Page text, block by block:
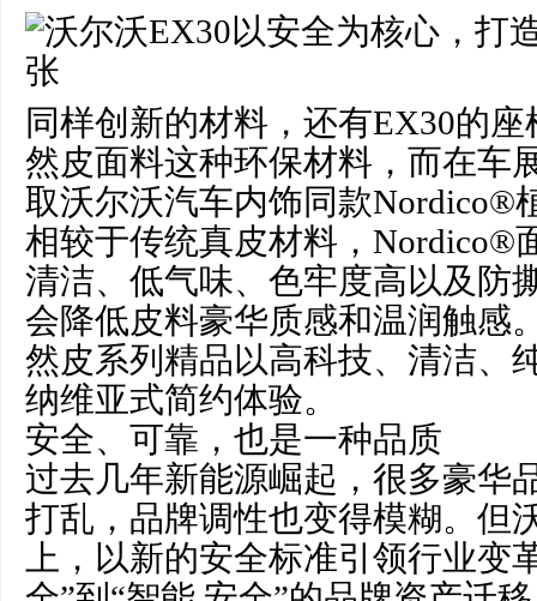
同样创新的材料，还有EX30的
然皮面料这种环保材料，而在车
取沃尔沃汽车内饰同款Nordico®
相较于传统真皮材料，Nordico®
清洁、低气味、色牢度高以及防
会降低皮料豪华质感和温润触感
然皮系列精品以高科技、清洁、
纳维亚式简约体验。
安全、可靠，也是一种品质
过去几年新能源崛起，很多豪华
打乱，品牌调性也变得模糊。但
上，以新的安全标准引领行业变